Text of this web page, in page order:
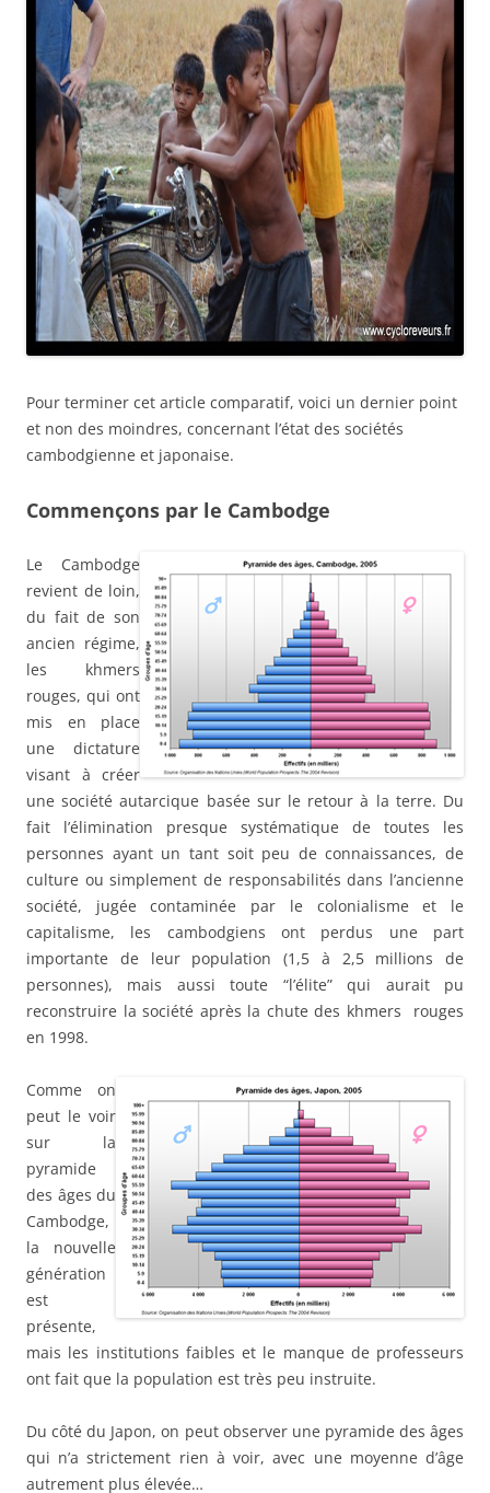
Pour terminer cet article comparatif, voici un dernier point
et non des moindres, concernant l’état des sociétés
cambodgienne et japonaise.
Commençons par le Cambodge
Le Cambodge
revient de loin,
du fait de son
ancien régime,
les khmers
rouges, qui ont
mis en place
une dictature
visant à créer
une société autarcique basée sur le retour à la terre. Du
fait l’élimination presque systématique de toutes les
personnes ayant un tant soit peu de connaissances, de
culture ou simplement de responsabilités dans l’ancienne
société, jugée contaminée par le colonialisme et le
capitalisme, les cambodgiens ont perdus une part
importante de leur population (1,5 à 2,5 millions de
personnes), mais aussi toute “l’élite” qui aurait pu
reconstruire la société après la chute des khmers rouges
en 1998.
Comme on
peut le voir
sur la
pyramide
des âges du
Cambodge,
la nouvelle
génération
est
présente,
mais les institutions faibles et le manque de professeurs
ont fait que la population est très peu instruite.
Du côté du Japon, on peut observer une pyramide des âges
qui n’a strictement rien à voir, avec une moyenne d’âge
autrement plus élevée…